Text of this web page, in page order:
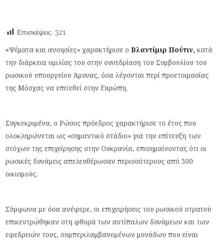
Επισκέψεις: 321
«Ψέματα και ανοησίες» χαρακτήρισε οΒλαντίμιρ Πούτιν, κατά
την διάρκεια ομιλίας του στην συνεδρίαση του Συμβουλίου του
ρωσικού υπουργείου Άμυνας, όσα λέγονται περί προετοιμασίας
της Μόσχας να επιτεθεί στην Ευρώπη.
Συγκεκριμένα, ο Ρώσος πρόεδρος χαρακτήρισε το έτος που
ολοκληρώνεται ως «σημαντικό στάδιο» για την επίτευξη των
στόχων της επιχείρησης στην Ουκρανία, επισημαίνοντας ότι οι
ρωσικές δυνάμεις απελευθέρωσαν περισσότερους από 300
οικισμούς.
Σύμφωνα με όσα ανέφερε, οι επιχειρήσεις του ρωσικού στρατού
επικεντρώθηκαν στη φθορά των αντίπαλων δυνάμεων και των
εφεδρειών τους, συμπεριλαμβανομένων μονάδων που είναι